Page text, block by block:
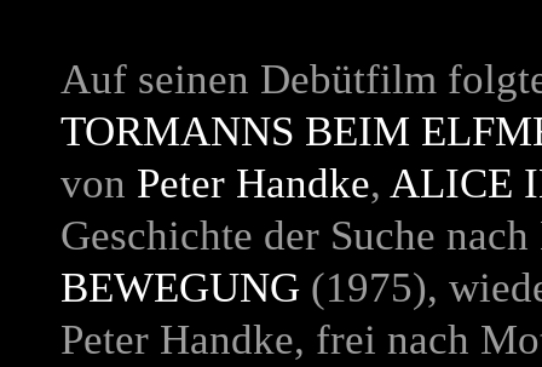
Auf seinen Debütfilm
TORMANNS BEIM
von Peter Handke, ALICE
Geschichte der Suche
BEWEGUNG (1975),
Peter Handke, frei nach